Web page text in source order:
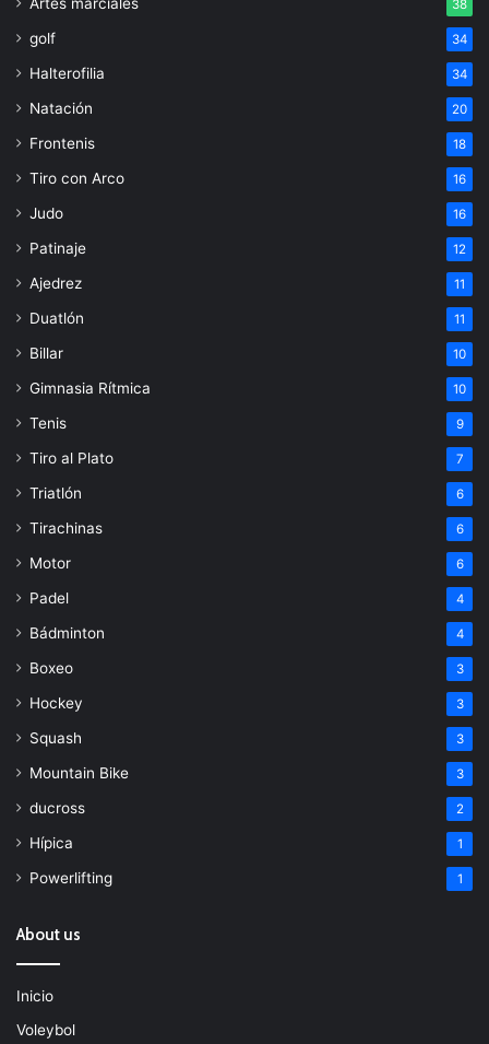
38
golf 34
Halterofilia 34
Natación 20
Frontenis 18
Tiro con Arco 16
Judo 16
Patinaje 12
Ajedrez 11
Duatlón 11
Billar 10
Gimnasia Rítmica 10
Tenis 9
Tiro al Plato 7
Triatlón 6
Tirachinas 6
Motor 6
Padel 4
Bádminton 4
Boxeo 3
Hockey 3
Squash 3
Mountain Bike 3
ducross 2
Hípica 1
Powerlifting 1
About us
Inicio
Voleybol